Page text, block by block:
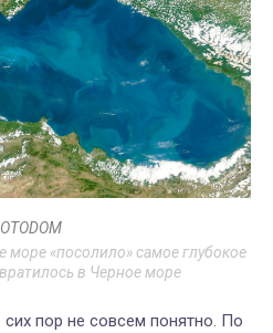
море «посолило» самое глубокое
в Черное море
сих пор не совсем понятно. По